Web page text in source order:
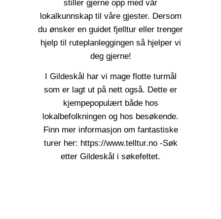
stiller gjerne opp med vår
lokalkunnskap til våre gjester. Dersom
du ønsker en guidet fjelltur eller trenger
hjelp til ruteplanleggingen så hjelper vi
deg gjerne!
I Gildeskål har vi mage flotte turmål
som er lagt ut på nett også. Dette er
kjempepopulært både hos
lokalbefolkningen og hos besøkende.
Finn mer informasjon om fantastiske
turer her: https://www.telltur.no -Søk
etter Gildeskål i søkefeltet.